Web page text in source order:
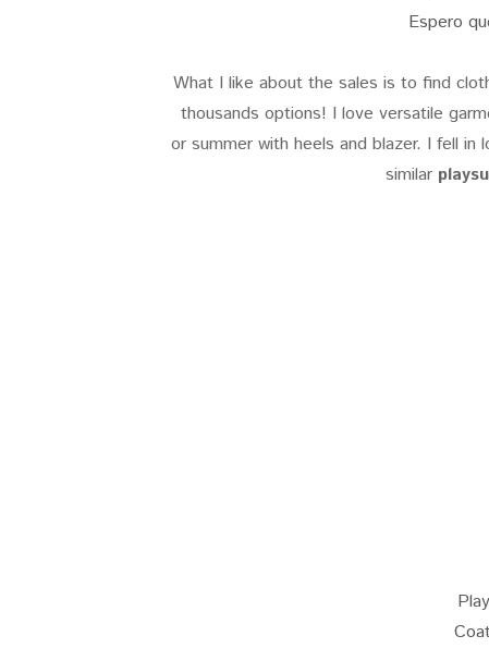
Espero
What I like about the sales is to find
thousands options! I love versatile
or summer with heels and blazer. I fell
similar